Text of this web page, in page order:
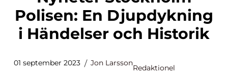
Polisen: En Djupdykning
i Händelser och Historik
01 september 2023 Jon Larsson
Redaktionel